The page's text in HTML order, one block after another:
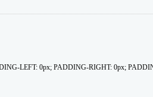
LEFT: 0px; PADDING-RIGHT: 0px;